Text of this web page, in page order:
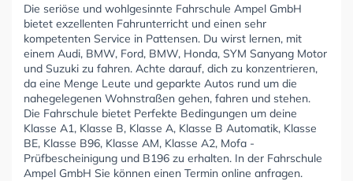
Die seriöse und wohlgesinnte Fahrschule Ampel GmbH
bietet exzellenten Fahrunterricht und einen sehr
kompetenten Service in Pattensen. Du wirst lernen, mit
einem Audi, BMW, Ford, BMW, Honda, SYM Sanyang Motor
und Suzuki zu fahren. Achte darauf, dich zu konzentrieren,
da eine Menge Leute und geparkte Autos rund um die
nahegelegenen Wohnstraßen gehen, fahren und stehen.
Die Fahrschule bietet Perfekte Bedingungen um deine
Klasse A1, Klasse B, Klasse A, Klasse B Automatik, Klasse
BE, Klasse B96, Klasse AM, Klasse A2, Mofa -
Prüfbescheinigung und B196 zu erhalten. In der Fahrschule
Ampel GmbH Sie können einen Termin online anfragen.